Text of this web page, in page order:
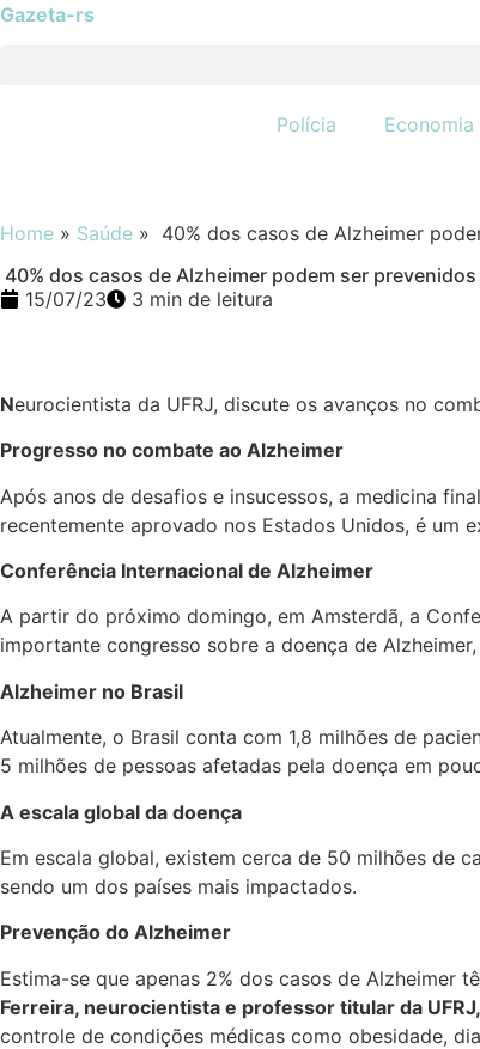
Gazeta-rs
Polícia Economia
Home » Saúde » 40% dos casos de Alzheimer
40% dos casos de Alzheimer podem ser
15/07/23
3 min de leitura
Neurocientista da UFRJ, discute os avanços no
Progresso no combate ao Alzheimer
Após anos de desafios e insucessos, a medicina
recentemente aprovado nos Estados Unidos, é um
Conferência Internacional de Alzheimer
A partir do próximo domingo, em Amsterdã, a
importante congresso sobre a doença de
Alzheimer no Brasil
Atualmente, o Brasil conta com 1,8 milhões de
5 milhões de pessoas afetadas pela doença em
A escala global da doença
Em escala global, existem cerca de 50 milhões de
sendo um dos países mais impactados.
Prevenção do Alzheimer
Estima-se que apenas 2% dos casos de Alzheimer
Ferreira, neurocientista e professor titular da UFRJ,
controle de condições médicas como obesidade,